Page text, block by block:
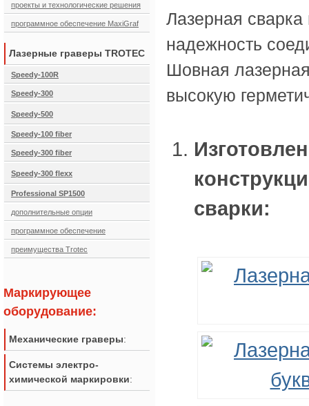
проекты и технологические решения
программное обеспечение MaxiGraf
Лазерные граверы TROTEC
Speedy-100R
Speedy-300
Speedy-500
Speedy-100 fiber
Speedy-300 fiber
Speedy-300 flexx
Professional SP1500
дополнительные опции
программное обеспечение
преимущества Trotec
Маркирующее
оборудование:
Механические граверы:
Системы электро-
химической маркировки:
Лазерная сварка
надежность
Шовная
высокую
сварки: